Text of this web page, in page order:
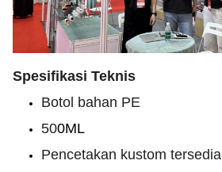
Spesifikasi Teknis
Botol bahan PE
500ML
Pencetakan kustom tersedia